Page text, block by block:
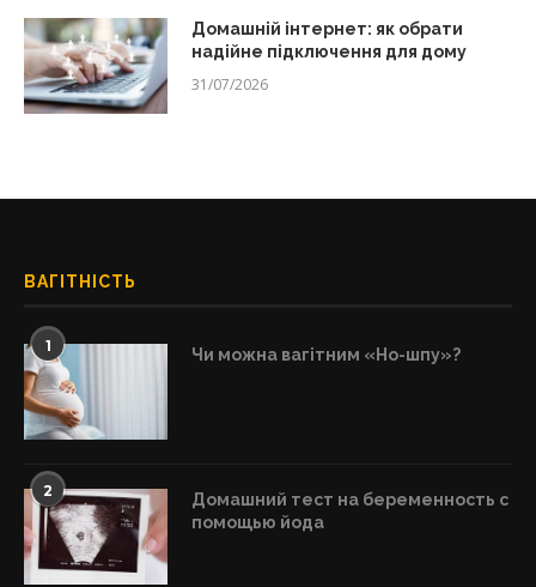
Домашній інтернет: як обрати
надійне підключення для дому
31/07/2026
ВАГІТНІСТЬ
1 Чи можна вагітним «Но-шпу»?
2
Домашний тест на беременность с
помощью йода